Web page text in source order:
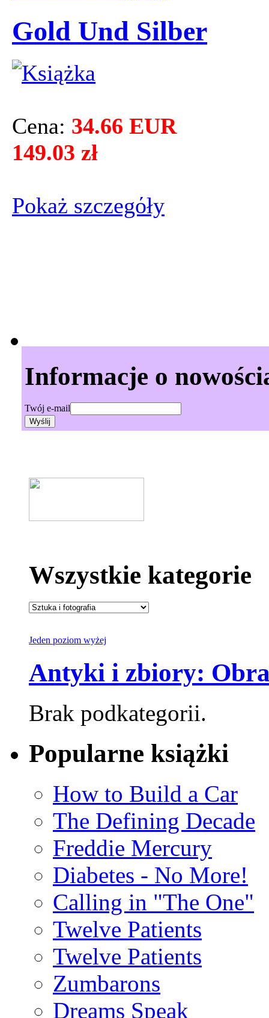
Gold Und Silber
Cena: 34.66 EUR
149.03 zł
Pokaż szczegόły
Informacje o
Twój e-mail
Wszystkie kategorie
Jeden poziom wyżej
Antyki i zbiory:
Brak podkategorii.
Popularne książki
How to Build a Car
The Defining Decade
Freddie Mercury
Diabetes - No More!
Calling in "The One"
Twelve Patients
Twelve Patients
Zumbarons
Dreams Speak